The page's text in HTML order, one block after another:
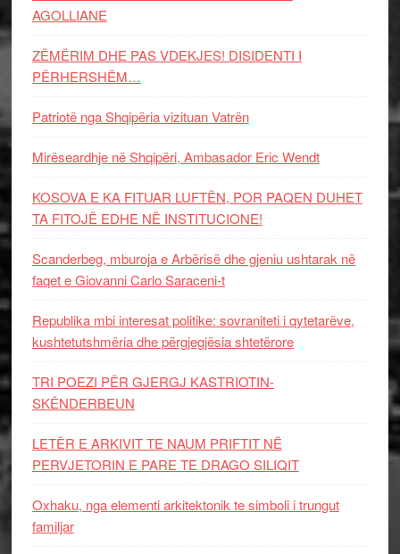
AGOLLIANE
ZËMËRIM DHE PAS VDEKJES! DISIDENTI I
PËRHERSHËM…
Patriotë nga Shqipëria vizituan Vatrën
Mirëseardhje në Shqipëri, Ambasador Eric Wendt
KOSOVA E KA FITUAR LUFTËN, POR PAQEN DUHET
TA FITOJË EDHE NË INSTITUCIONE!
Scanderbeg, mburoja e Arbërisë dhe gjeniu ushtarak në
faqet e Giovanni Carlo Saraceni-t
Republika mbi interesat politike: sovraniteti i qytetarëve,
kushtetutshmëria dhe përgjegjësia shtetërore
TRI POEZI PËR GJERGJ KASTRIOTIN-
SKËNDERBEUN
LETËR E ARKIVIT TE NAUM PRIFTIT NË
PERVJETORIN E PARE TE DRAGO SILIQIT
Oxhaku, nga elementi arkitektonik te simboli i trungut
familjar